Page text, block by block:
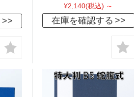
¥2,140(税込) ～
在庫を確認する